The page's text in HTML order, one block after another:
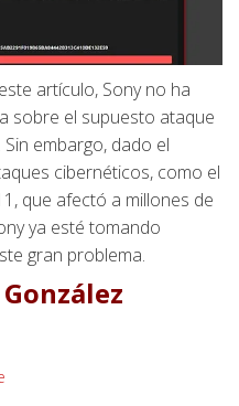
artículo, Sony no ha
sobre el supuesto ataque
embargo, dado el
cibernéticos, como el
que afectó a millones de
ya esté tomando
gran problema.